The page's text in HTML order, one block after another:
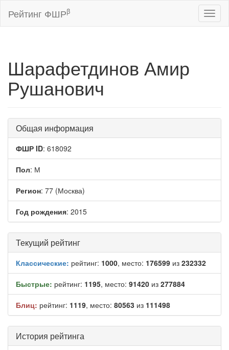
Рейтинг ФШРβ
Шарафетдинов Амир
Рушанович
Общая информация
ФШР ID: 618092
Пол: М
Регион: 77 (Москва)
Год рождения: 2015
Текущий рейтинг
Классические: рейтинг: 1000, место: 176599 из 232332
Быстрые: рейтинг: 1195, место: 91420 из 277884
Блиц: рейтинг: 1119, место: 80563 из 111498
История рейтинга